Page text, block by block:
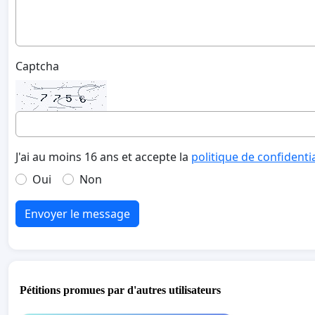
Captcha
J'ai au moins 16 ans et accepte la politique de
Oui
Non
Envoyer le message
Pétitions promues par d'autres utilisateurs